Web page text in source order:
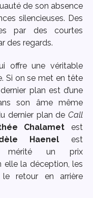
de son absence
silencieuses. Des
par des courtes
des regards.
offre une véritable
Si on se met en tête
plan est d’une
son âme même
dernier plan de Call
Chalamet est
Haenel est
mérité un prix
elle la déception, les
le retour en arrière